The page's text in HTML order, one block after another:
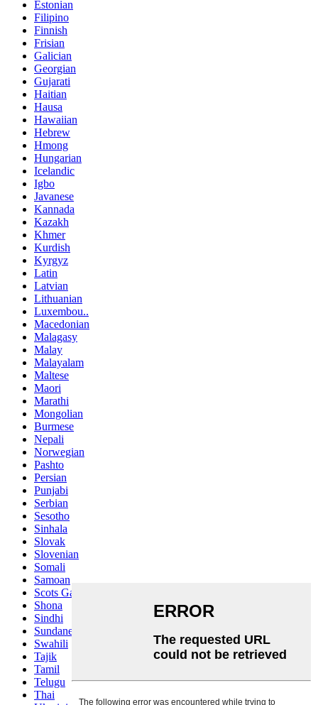
Estonian
Filipino
Finnish
Frisian
Galician
Georgian
Gujarati
Haitian
Hausa
Hawaiian
Hebrew
Hmong
Hungarian
Icelandic
Igbo
Javanese
Kannada
Kazakh
Khmer
Kurdish
Kyrgyz
Latin
Latvian
Lithuanian
Luxembou..
Macedonian
Malagasy
Malay
Malayalam
Maltese
Maori
Marathi
Mongolian
Burmese
Nepali
Norwegian
Pashto
Persian
Punjabi
Serbian
Sesotho
Sinhala
Slovak
Slovenian
Somali
Samoan
Scots Gaelic
Shona
Sindhi
Sundanese
Swahili
Tajik
Tamil
Telugu
Thai